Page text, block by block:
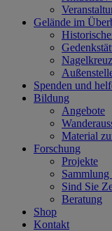
Gelände im
Spenden und
Bildung
Angebote
Material
Forschung
Projekte
Sind Sie
Beratung
Shop
Kontakt